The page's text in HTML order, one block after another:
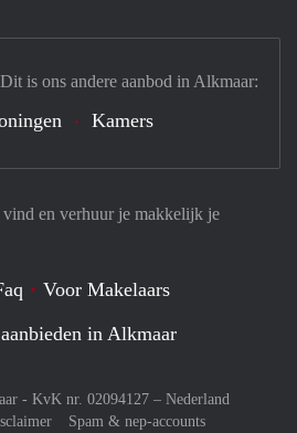
en verhuur je makkelijk je
Voor Makelaars
in Alkmaar
- KvK nr. 02094127 – Nederland
Spam & nep-accounts
is ons andere aanbod in Alkmaar:
Kamers